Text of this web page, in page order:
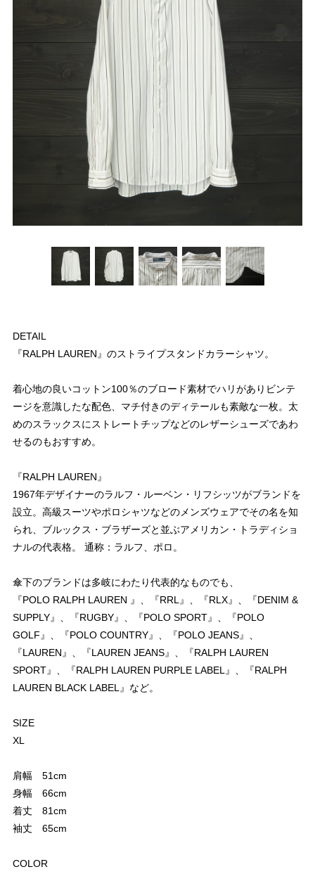
DETAIL
『RALPH LAUREN』のストライプスタンドカラーシャツ。
着心地の良いコットン100％のブロード素材でハリがありビンテ
ージを意識したな配色、マチ付きのディテールも素敵な一枚。太
めのスラックスにストレートチップなどのレザーシューズであわ
せるのもおすすめ。
『RALPH LAUREN』
1967年デザイナーのラルフ・ルーベン・リフシッツがブランドを
設立。高級スーツやポロシャツなどのメンズウェアでその名を知
られ、ブルックス・ブラザーズと並ぶアメリカン・トラディショ
ナルの代表格。 通称：ラルフ、ポロ。
傘下のブランドは多岐にわたり代表的なものでも、
『POLO RALPH LAUREN 』、『RRL』、『RLX』、『DENIM &
SUPPLY』、『RUGBY』、『POLO SPORT』、『POLO
GOLF』、『POLO COUNTRY』、『POLO JEANS』、
『LAUREN』、『LAUREN JEANS』、『RALPH LAUREN
SPORT』、『RALPH LAUREN PURPLE LABEL』、『RALPH
LAUREN BLACK LABEL』など。
SIZE
XL
肩幅 51cm
身幅 66cm
着丈 81cm
袖丈 65cm
COLOR